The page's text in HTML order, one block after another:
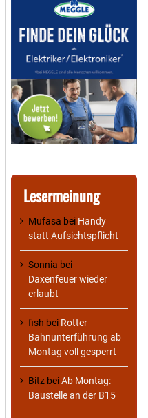
Lesermeinung
Mufasa bei Handy
statt Aufsichtspflicht
Sonnia bei
Daxenfeuer wieder
erlaubt
fish bei Rotter
Bahnunterführung ab
Montag voll gesperrt
Bitz beiAb Montag:
Baustelle an der B15